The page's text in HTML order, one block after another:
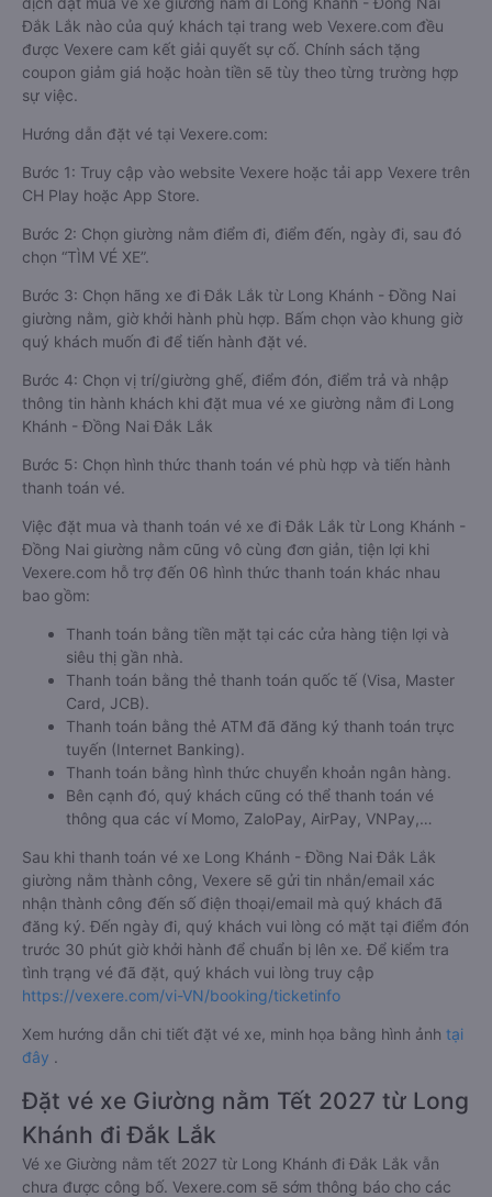
Đắk Lắk nào của quý khách tại trang web Vexere.com đều
được Vexere cam kết giải quyết sự cố. Chính sách tặng
coupon giảm giá hoặc hoàn tiền sẽ tùy theo từng trường hợp
sự việc.
Hướng dẫn đặt vé tại Vexere.com:
Bước 1: Truy cập vào website Vexere hoặc tải app Vexere trên
CH Play hoặc App Store.
Bước 2: Chọn giường nằm điểm đi, điểm đến, ngày đi, sau đó
chọn “TÌM VÉ XE”.
Bước 3: Chọn hãng xe đi Đắk Lắk từ Long Khánh - Đồng Nai
giường nằm, giờ khởi hành phù hợp. Bấm chọn vào khung giờ
quý khách muốn đi để tiến hành đặt vé.
Bước 4: Chọn vị trí/giường ghế, điểm đón, điểm trả và nhập
thông tin hành khách khi đặt mua vé xe giường nằm đi Long
Khánh - Đồng Nai Đắk Lắk
Bước 5: Chọn hình thức thanh toán vé phù hợp và tiến hành
thanh toán vé.
Việc đặt mua và thanh toán vé xe đi Đắk Lắk từ Long Khánh -
Đồng Nai giường nằm cũng vô cùng đơn giản, tiện lợi khi
Vexere.com hỗ trợ đến 06 hình thức thanh toán khác nhau
bao gồm:
Thanh toán bằng tiền mặt tại các cửa hàng tiện lợi và
siêu thị gần nhà.
Thanh toán bằng thẻ thanh toán quốc tế (Visa, Master
Card, JCB).
Thanh toán bằng thẻ ATM đã đăng ký thanh toán trực
tuyến (Internet Banking).
Thanh toán bằng hình thức chuyển khoản ngân hàng.
Bên cạnh đó, quý khách cũng có thể thanh toán vé
thông qua các ví Momo, ZaloPay, AirPay, VNPay,…
Sau khi thanh toán vé xe Long Khánh - Đồng Nai Đắk Lắk
giường nằm thành công, Vexere sẽ gửi tin nhắn/email xác
nhận thành công đến số điện thoại/email mà quý khách đã
đăng ký. Đến ngày đi, quý khách vui lòng có mặt tại điểm đón
trước 30 phút giờ khởi hành để chuẩn bị lên xe. Để kiểm tra
tình trạng vé đã đặt, quý khách vui lòng truy cập
https://vexere.com/vi-VN/booking/ticketinfo
Xem hướng dẫn chi tiết đặt vé xe, minh họa bằng hình ảnh tại
đây .
Đặt vé xe Giường nằm Tết 2027 từ Long
Khánh đi Đắk Lắk
Vé xe Giường nằm tết 2027 từ Long Khánh đi Đắk Lắk vẫn
chưa được công bố. Vexere.com sẽ sớm thông báo cho các